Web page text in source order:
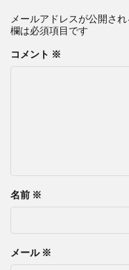
メールアドレスが公開され
欄は必須項目です
コメント ※
名前 ※
メール ※